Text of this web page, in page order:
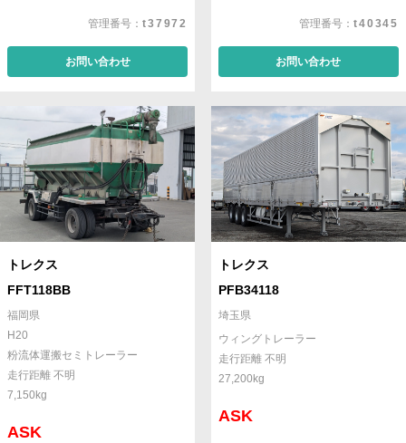
管理番号：t37972
お問い合わせ
管理番号：t40345
お問い合わせ
トレクス
FFT118BB
福岡県
H20
粉流体運搬セミトレーラー
走行距離 不明
7,150kg
ASK
トレクス
PFB34118
埼玉県
ウィングトレーラー
走行距離 不明
27,200kg
ASK